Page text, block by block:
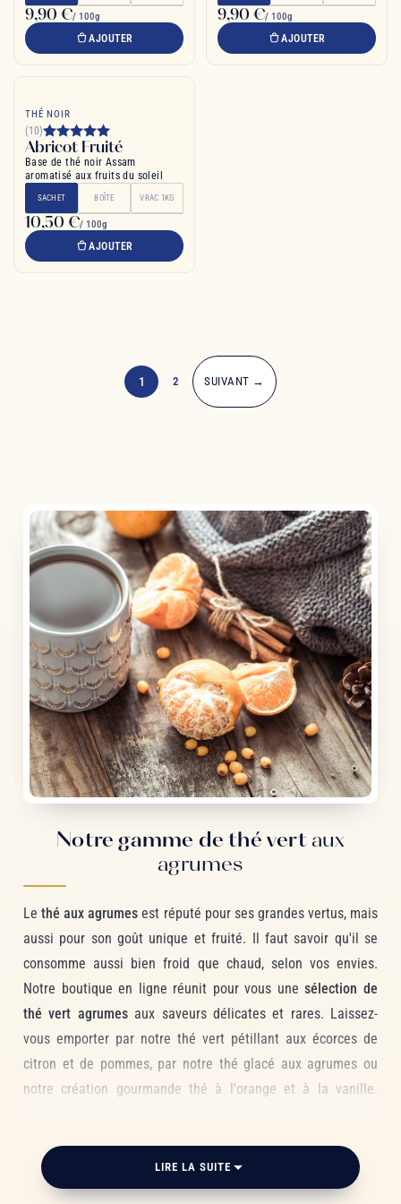
9,90 €/ 100g
AJOUTER
9,90 €/ 100g
AJOUTER
THÉ NOIR
(10)
Abricot Fruité
Base de thé noir Assam
aromatisé aux fruits du soleil
SACHET BOÎTE VRAC 1KG
10,50 €/ 100g
AJOUTER
1 2 SUIVANT →
Notre gamme de thé vertaux
agrumes
Le thé aux agrumes est réputé pour ses grandes vertus, mais
aussi pour son goût unique et fruité. Il faut savoir qu'il se
consomme aussi bien froid que chaud, selon vos envies.
Notre boutique en ligne réunit pour vous unesélection de
thé vert agrumesaux saveurs délicates et rares. Laissez-
vous emporter par notre thé vert pétillant aux écorces de
citron et de pommes, par notre thé glacé aux agrumes ou
notre création gourmande thé à l'orange et à la vanille.
vert sera tout au long de l'année l'alliée idéale pour lutter
contre la fatigue et pour vous accompagner dans votre perte
LIRE LA SUITE